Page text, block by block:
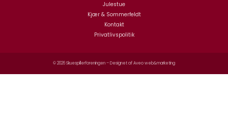
Julestue
Kjær & Sommerfeldt
Kontakt
Privatlivspolitik
© 2026 Skuespillerforeningen – Designet afAveo web&marketing